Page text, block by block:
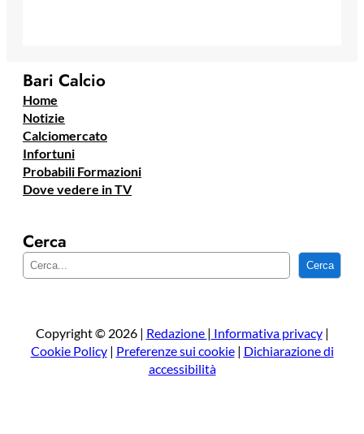
Bari Calcio
Home
Notizie
Calciomercato
Infortuni
Probabili Formazioni
Dove vedere in TV
Cerca
e
a
Cerca
Copyright © 2026 | Redazione | Informativa privacy|
Cookie Policy| Preferenze sui cookie| Dichiarazione di
accessibilità